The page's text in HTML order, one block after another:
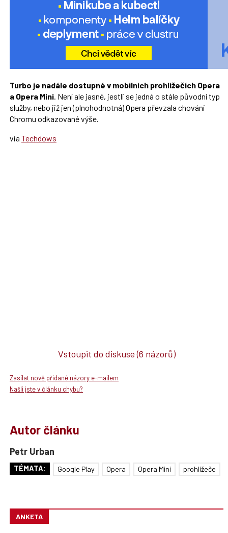
Turbo je nadále dostupné v mobilních prohlížečích Opera
a Opera Mini. Není ale jasné, jestli se jedná o stále původní typ
služby, nebo již jen (plnohodnotná) Opera převzala chování
Chromu odkazované výše.
via Techdows
Vstoupit do diskuse(6 názorů)
Zasílat nově přidané názory e-mailem
Našli jste v článku chybu?
Autor článku
Petr Urban
TÉMATA: Google Play Opera Opera Mini prohlížeče
ANKETA